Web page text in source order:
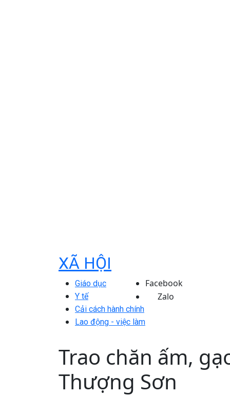
XÃ HỘI
Giáo dục
Y tế
Cải cách hành chính
Lao động - việc làm
Facebook
Zalo
Trao chăn ấm,
Thượng Sơn